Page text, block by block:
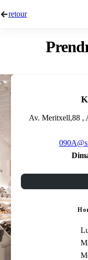
retour
Av. Meritxell,88 ,